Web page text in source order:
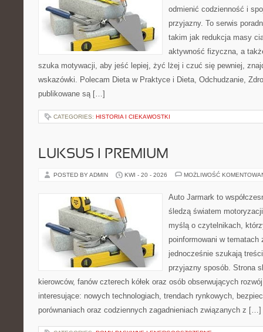
odmienić codzienność i
przyjazny. To serwis
takim jak redukcja masy
aktywność fizyczna, a
szuka motywacji, aby jeść lepiej, żyć lżej i czuć się pewniej,
wskazówki. Polecam Dieta w Praktyce i Dieta, Odchudzanie,
publikowane są […]
CATEGORIES: HISTORIA I CIEKAWOSTKI
LUKSUS I PREMIUM
POSTED BY ADMIN KWI - 20 - 2026 MOŻLIWOŚĆ
Auto Jarmark to
śledzą światem
myślą o czytelnikach,
poinformowani w
jednocześnie szukają
przyjazny sposób. Strona
kierowców, fanów czterech kółek oraz osób obserwujących
interesujące: nowych technologiach, trendach rynkowych,
porównaniach oraz codziennych zagadnieniach związanych z […]